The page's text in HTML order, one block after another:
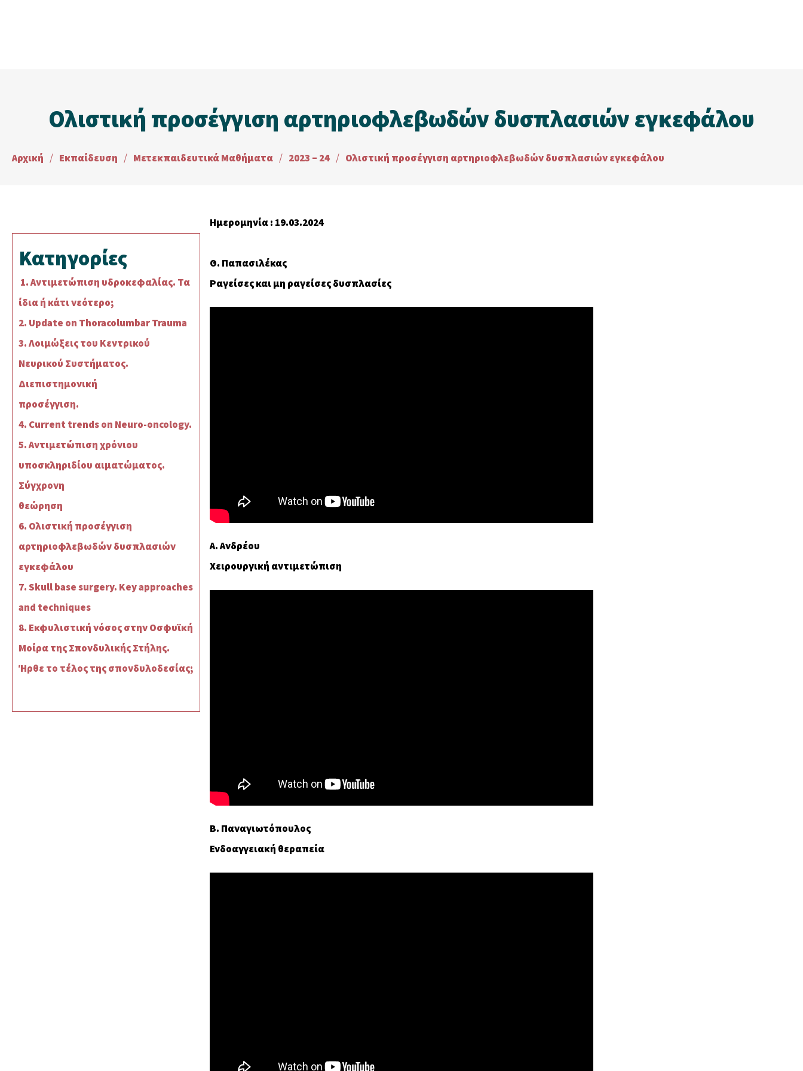
Ολιστική προσέγγιση αρτηριοφλεβωδών δυσπλασιών εγκεφάλου
Αρχική / Εκπαίδευση / Μετεκπαιδευτικά Μαθήματα / 2023 – 24 / Ολιστική προσέγγιση αρτηριοφλεβωδών δυσπλασιών εγκεφάλου
Κατηγορίες
1. Αντιμετώπιση υδροκεφαλίας. Τα
ίδια ή κάτι νεότερο;
2. Update on Thoracolumbar Trauma
3. Λοιμώξεις του Κεντρικού
Νευρικού Συστήματος.
Διεπιστημονική
προσέγγιση.
4. Current trends on Neuro-oncology.
5. Αντιμετώπιση χρόνιου
υποσκληριδίου αιματώματος.
Σύγχρονη
θεώρηση
6. Ολιστική προσέγγιση
αρτηριοφλεβωδών δυσπλασιών
εγκεφάλου
7. Skull base surgery. Key approaches
and techniques
8. Εκφυλιστική νόσος στην Οσφυϊκή
Μοίρα της Σπονδυλικής Στήλης.
Ήρθε το τέλος της σπονδυλοδεσίας;
Ημερομηνία : 19.03.2024
Θ. Παπασιλέκας
Ραγείσες και μη ραγείσες δυσπλασίες
Α. Ανδρέου
Χειρουργική αντιμετώπιση
Β. Παναγιωτόπουλος
Ενδοαγγειακή θεραπεία